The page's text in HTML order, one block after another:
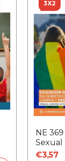
3X2
NE
Sexual
€3,57